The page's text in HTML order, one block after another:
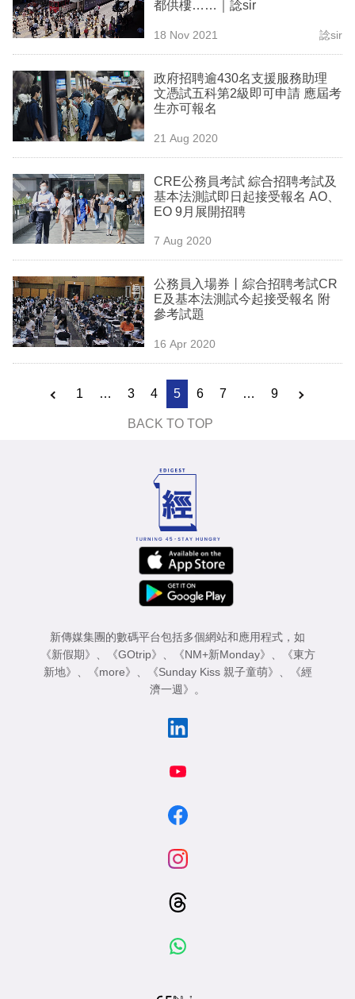
都供樓……｜諗sir
18 Nov 2021 諗sir
政府招聘逾430名支援服務助理
文憑試五科第2級即可申請 應屆考
生亦可報名
21 Aug 2020
CRE公務員考試 綜合招聘考試及
基本法測試即日起接受報名 AO、
EO 9月展開招聘
7 Aug 2020
公務員入場券丨綜合招聘考試CR
E及基本法測試今起接受報名 附
參考試題
16 Apr 2020
1 … 3 4 5 6 7 … 9
BACK TO TOP
新傳媒集團的數碼平台包括多個網站和應用程式，如
《新假期》 、 《GOtrip》 、 《NM+新Monday》 、
《東方
新地》 、 《more》 、 《Sunday Kiss 親子童萌》 、
《經
濟一週》 。